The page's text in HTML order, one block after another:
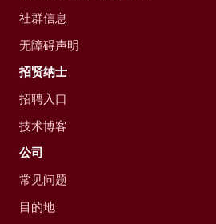
社群信息
无障碍声明
招贤纳士
招聘入口
技术博客
公司
常见问题
目的地